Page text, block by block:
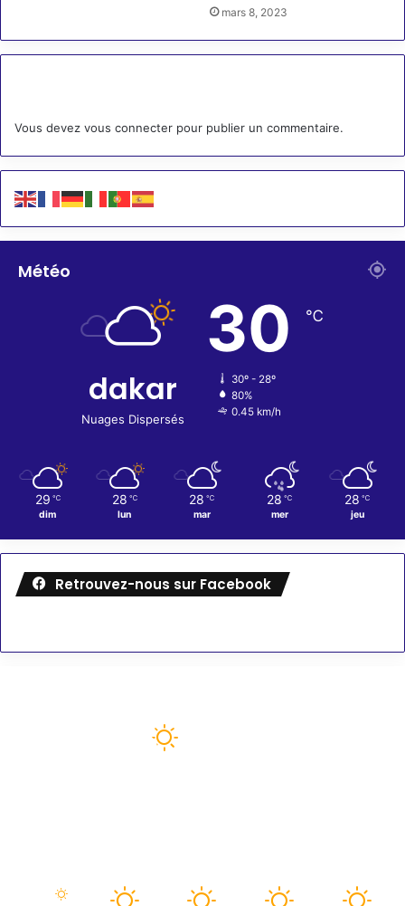
mars 8, 2023
Vous devez vous connecter pour publier un commentaire.
Météo
dakar
Nuages Dispersés
30 ℃
30º - 28º
80%
0.45 km/h
29 ℃
dim
28 ℃
lun
28 ℃
mar
28 ℃
mer
28 ℃
jeu
Retrouvez-nous sur Facebook